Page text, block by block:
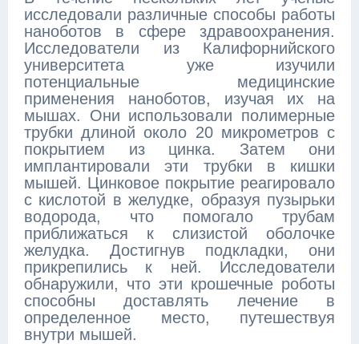
исследовали различные способы работы
наноботов в сфере здравоохранения.
Исследователи из Калифорнийского
университета уже изучили
потенциальные медицинские
применения наноботов, изучая их на
мышах. Они использовали полимерные
трубки длиной около 20 микрометров с
покрытием из цинка. Затем они
имплантировали эти трубки в кишки
мышей. Цинковое покрытие реагировало
с кислотой в желудке, образуя пузырьки
водорода, что помогало трубам
приближаться к слизистой оболочке
желудка. Достигнув подкладки, они
прикрепились к ней. Исследователи
обнаружили, что эти крошечные роботы
способны доставлять лечение в
определенное место, путешествуя
внутри мышей.